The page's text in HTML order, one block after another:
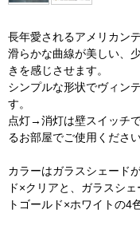
長年愛されるアメリカン
滑らかな曲線が美しい、
きを感じさせます。
シンプルな形状でヴィン
す。
点灯→消灯は壁スイッチ
るお部屋でご使用ください
カラーはガラスシェード
ド×クリアと、ガラスシ
トゴールド×ホワイトの4